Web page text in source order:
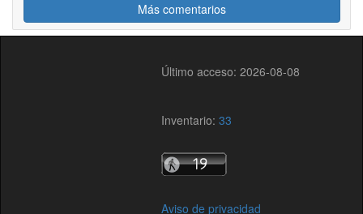
Más comentarios
Último acceso: 2026-08-08
Inventario:33
Aviso de privacidad